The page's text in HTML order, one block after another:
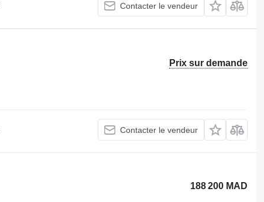
Contacter le vendeur
Prix sur demande
Contacter le vendeur
188 200 MAD